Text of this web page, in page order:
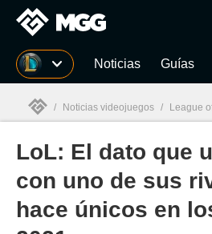
MGG Noticias Guías
MGG
/ Noticias videojuegos / League
LoL: El dato que
con uno de sus
hace únicos en